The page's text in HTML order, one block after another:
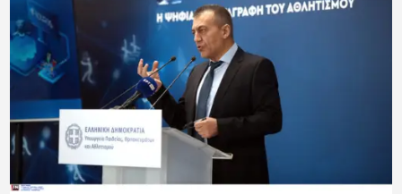
Επικοινωνία
Νέα
Η Ένωση
Πρωταθλήματα
Κύπελλο
Υποδομών